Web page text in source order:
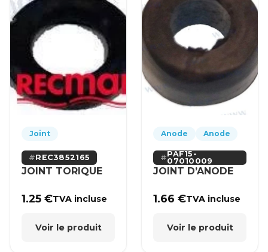
Joint
REC3852165
JOINT TORIQUE
1.25€TVA incluse
Voir le produit
Anode Anode
PAF15-
07010009
JOINT D’ANODE
1.66€TVA incluse
Voir le produit